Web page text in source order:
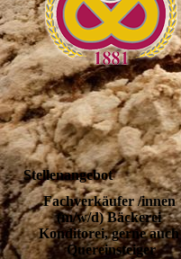
Stellenangebot
Fachverkäufer /innen
(m/w/d) Bäckerei
Konditorei, gerne auch
Quereinsteiger